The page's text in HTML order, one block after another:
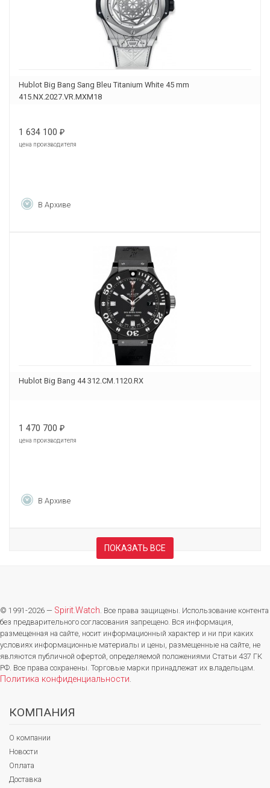
Hublot Big Bang Sang Bleu Titanium White 45 mm
415.NX.2027.VR.MXM18
1 634 100 ₽
цена производителя
В Архиве
Hublot Big Bang 44 312.CM.1120.RX
1 470 700 ₽
цена производителя
В Архиве
ПОКАЗАТЬ ВСЕ
© 1991-2026 — Spirit.Watch. Все права защищены. Использование контента
без предварительного согласования запрещено. Вся информация,
размещенная на сайте, носит информационный характер и ни при каких
условиях информационные материалы и цены, размещенные на сайте, не
являются публичной офертой, определяемой положениями Статьи 437 ГК
РФ. Все права сохранены. Торговые марки принадлежат их владельцам.
Политика конфиденциальности.
КОМПАНИЯ
О компании
Новости
Оплата
Доставка